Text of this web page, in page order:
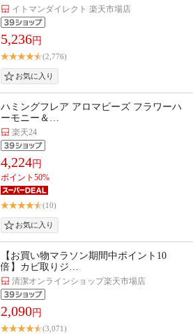
イトマンダイレクト 楽天市場店
5,236円
(2,776)
ハミングフレア アロマビーズ フラワーハ
ーモニー＆…
楽天24
4,224円
ポイント50%
(10)
【お買い物マラソン期間中ポイント10
倍】カビ取りジ…
清潔オンラインショップ楽天市場店
2,090円
(3,071)